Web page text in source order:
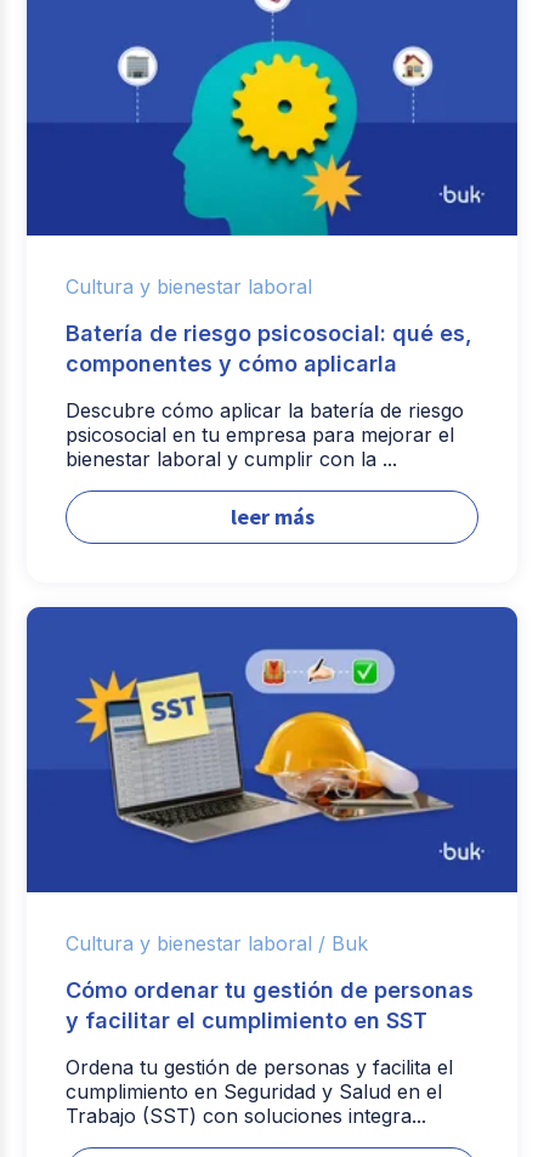
Cultura y bienestar laboral
Batería de riesgo psicosocial: qué es,
componentes y cómo aplicarla
Descubre cómo aplicar la batería de riesgo
psicosocial en tu empresa para mejorar el
bienestar laboral y cumplir con la ...
leer más
Cultura y bienestar laboral / Buk
Cómo ordenar tu gestión de personas
y facilitar el cumplimiento en SST
Ordena tu gestión de personas y facilita el
cumplimiento en Seguridad y Salud en el
Trabajo (SST) con soluciones integra...